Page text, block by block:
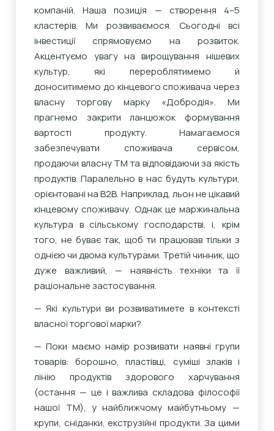
компаній. Наша позиція — створення 4–5
кластерів. Ми розвиваємося. Сьогодні всі
інвестиції спрямовуємо на розвиток.
Акцентуємо увагу на вирощування нішевих
культур, які перероблятимемо й
доноситимемо до кінцевого споживача через
власну торгову марку «Добродія». Ми
прагнемо закрити ланцюжок формування
вартості продукту. Намагаємося
забезпечувати споживача сервісом,
продаючи власну ТМ та відповідаючи за якість
продуктів. Паралельно в нас будуть культури,
орієнтовані на В2В. Наприклад, льон не цікавий
кінцевому споживачу. Однак це маржинальна
культура в сільському господарстві, і, крім
того, не буває так, щоб ти працював тільки з
однією чи двома культурами. Третій чинник, що
дуже важливий, — наявність техніки та її
раціональне застосування.
— Які культури ви розвиватимете в контексті
власної торгової марки?
— Поки маємо намір розвивати наявні групи
товарів: борошно, пластівці, суміші злаків і
лінію продуктів здорового харчування
(остання — це і важлива складова філософії
нашої ТМ), у найближчому майбутньому —
крупи, сніданки, екструзійні продукти. За цими